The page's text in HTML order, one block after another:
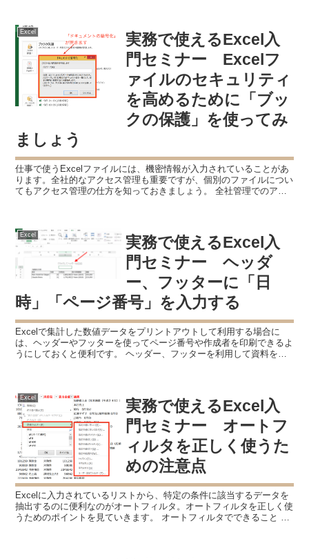
Excel
実務で使えるExcel入
門セミナー Excelフ
ァイルのセキュリティ
を高めるために「ブッ
クの保護」を使ってみ
ましょう
仕事で使うExcelファイルには、機密情報が入力されていることがあ
ります。全社的なアクセス管理も重要ですが、個別のファイルについ
てもアクセス管理の仕方を知っておきましょう。 全社管理でのアク
Excel
実務で使えるExcel入
門セミナー ヘッダ
ー、フッターに「日
時」「ページ番号」を入力する
Excelで集計した数値データをプリントアウトして利用する場合に
は、ヘッダーやフッターを使ってページ番号や作成者を印刷できるよ
うにしておくと便利です。 ヘッダー、フッターを利用して資料を使
Excel
実務で使えるExcel入
門セミナー オートフ
ィルタを正しく使うた
めの注意点
Excelに入力されているリストから、特定の条件に該当するデータを
抽出するのに便利なのがオートフィルタ。オートフィルタを正しく使
うためのポイントを見ていきます。 オートフィルタでできること オ